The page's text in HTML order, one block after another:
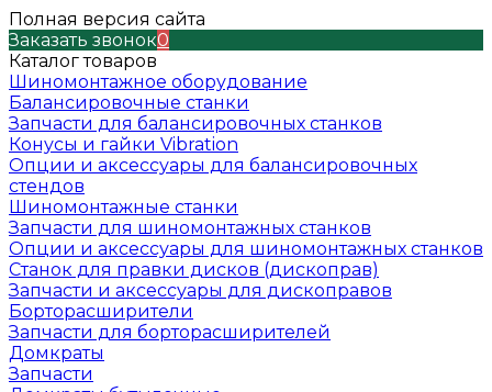
Полная версия сайта
Заказать звонок0
Каталог товаров
Шиномонтажное оборудование
Балансировочные станки
Запчасти для балансировочных станков
Конусы и гайки Vibration
Опции и аксессуары для балансировочных
стендов
Шиномонтажные станки
Запчасти для шиномонтажных станков
Опции и аксессуары для шиномонтажных станков
Станок для правки дисков (дископрав)
Запчасти и аксессуары для дископравов
Борторасширители
Запчасти для борторасширителей
Домкраты
Запчасти